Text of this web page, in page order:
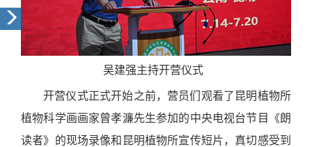
吴建强主持开营仪式
开营仪式正式开始之前，营员们观看了昆明植物所
植物科学画画家曾孝濂先生参加的中央电视台节目《朗
读者》的现场录像和昆明植物所宣传短片，真切感受到